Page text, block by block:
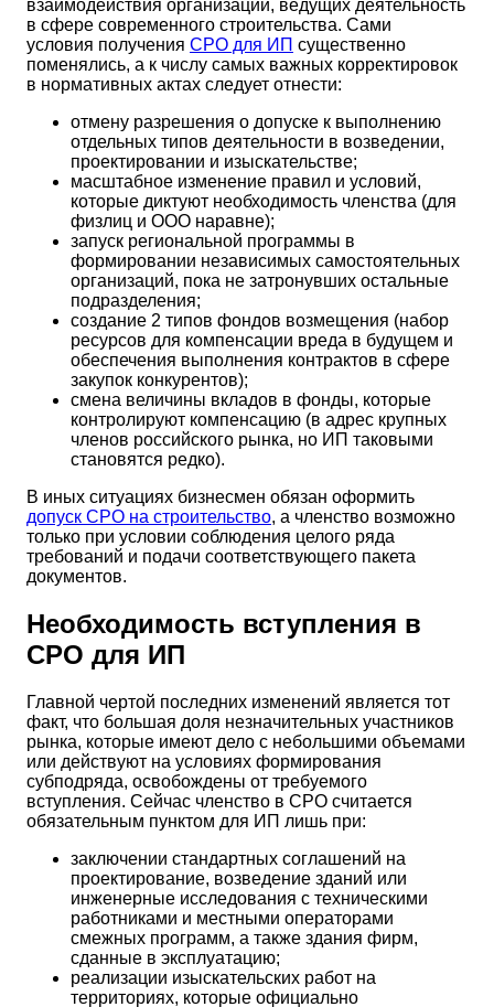
взаимодействия организаций, ведущих деятельность
в сфере современного строительства. Сами
условия получения СРО для ИП существенно
поменялись, а к числу самых важных корректировок
в нормативных актах следует отнести:
отмену разрешения о допуске к выполнению
отдельных типов деятельности в возведении,
проектировании и изыскательстве;
масштабное изменение правил и условий,
которые диктуют необходимость членства (для
физлиц и ООО наравне);
запуск региональной программы в
формировании независимых самостоятельных
организаций, пока не затронувших остальные
подразделения;
создание 2 типов фондов возмещения (набор
ресурсов для компенсации вреда в будущем и
обеспечения выполнения контрактов в сфере
закупок конкурентов);
смена величины вкладов в фонды, которые
контролируют компенсацию (в адрес крупных
членов российского рынка, но ИП таковыми
становятся редко).
В иных ситуациях бизнесмен обязан оформить
допуск СРО на строительство, а членство возможно
только при условии соблюдения целого ряда
требований и подачи соответствующего пакета
документов.
Необходимость вступления в
СРО для ИП
Главной чертой последних изменений является тот
факт, что большая доля незначительных участников
рынка, которые имеют дело с небольшими объемами
или действуют на условиях формирования
субподряда, освобождены от требуемого
вступления. Сейчас членство в СРО считается
обязательным пунктом для ИП лишь при:
заключении стандартных соглашений на
проектирование, возведение зданий или
инженерные исследования с техническими
работниками и местными операторами
смежных программ, а также здания фирм,
сданные в эксплуатацию;
реализации изыскательских работ на
территориях, которые официально